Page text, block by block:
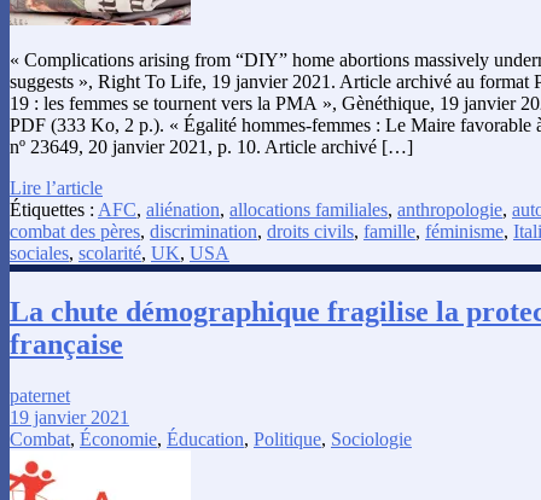
« Complications arising from “DIY” home abortions massively
suggests », Right To Life, 19 janvier 2021. Article archivé au
19 : les femmes se tournent vers la PMA », Gènéthique, 19 janvier
PDF (333 Ko, 2 p.). « Égalité hommes-femmes : Le Maire favorable
nº 23649, 20 janvier 2021, p. 10. Article archivé […]
Lire l’article
Étiquettes : AFC, aliénation, allocations familiales, anthropologie,
combat des pères, discrimination, droits civils, famille, féminisme,
sociales, scolarité, UK, USA
La chute démographique fragilise la
française
paternet
19 janvier 2021
Combat, Économie, Éducation, Politique, Sociologie